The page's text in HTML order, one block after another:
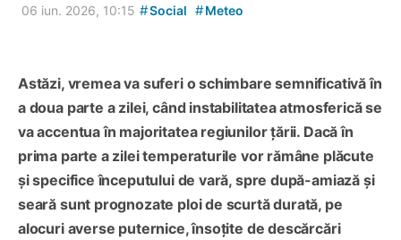
06 iun. 2026, 10:15 #Social #Meteo
Astăzi, vremea va suferi o schimbare semnificativă în
a doua parte a zilei, când instabilitatea atmosferică se
va accentua în majoritatea regiunilor țării. Dacă în
prima parte a zilei temperaturile vor rămâne plăcute
și specifice începutului de vară, spre după-amiază și
seară sunt prognozate ploi de scurtă durată, pe
alocuri averse puternice, însoțite de descărcări